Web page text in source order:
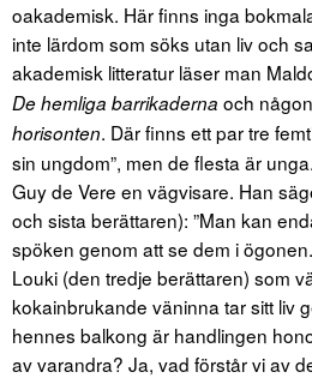
oakademisk. Här finns inga
inte lärdom som söks utan liv och
akademisk litteratur läser man
De hemliga barrikaderna och
horisonten. Där finns ett par tre
sin ungdom”, men de flesta är
Guy de Vere en vägvisare. Han
och sista berättaren): ”Man kan
spöken genom att se dem i
Louki (den tredje berättaren) som
kokainbrukande väninna tar sitt liv
hennes balkong är handlingen
av varandra? Ja, vad förstår vi av